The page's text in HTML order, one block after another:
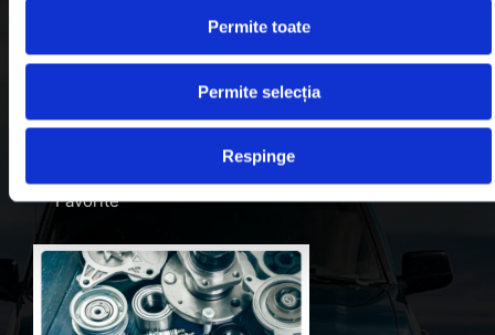
Permite toate
Permite selecția
Respinge
Despre noi
Favorite